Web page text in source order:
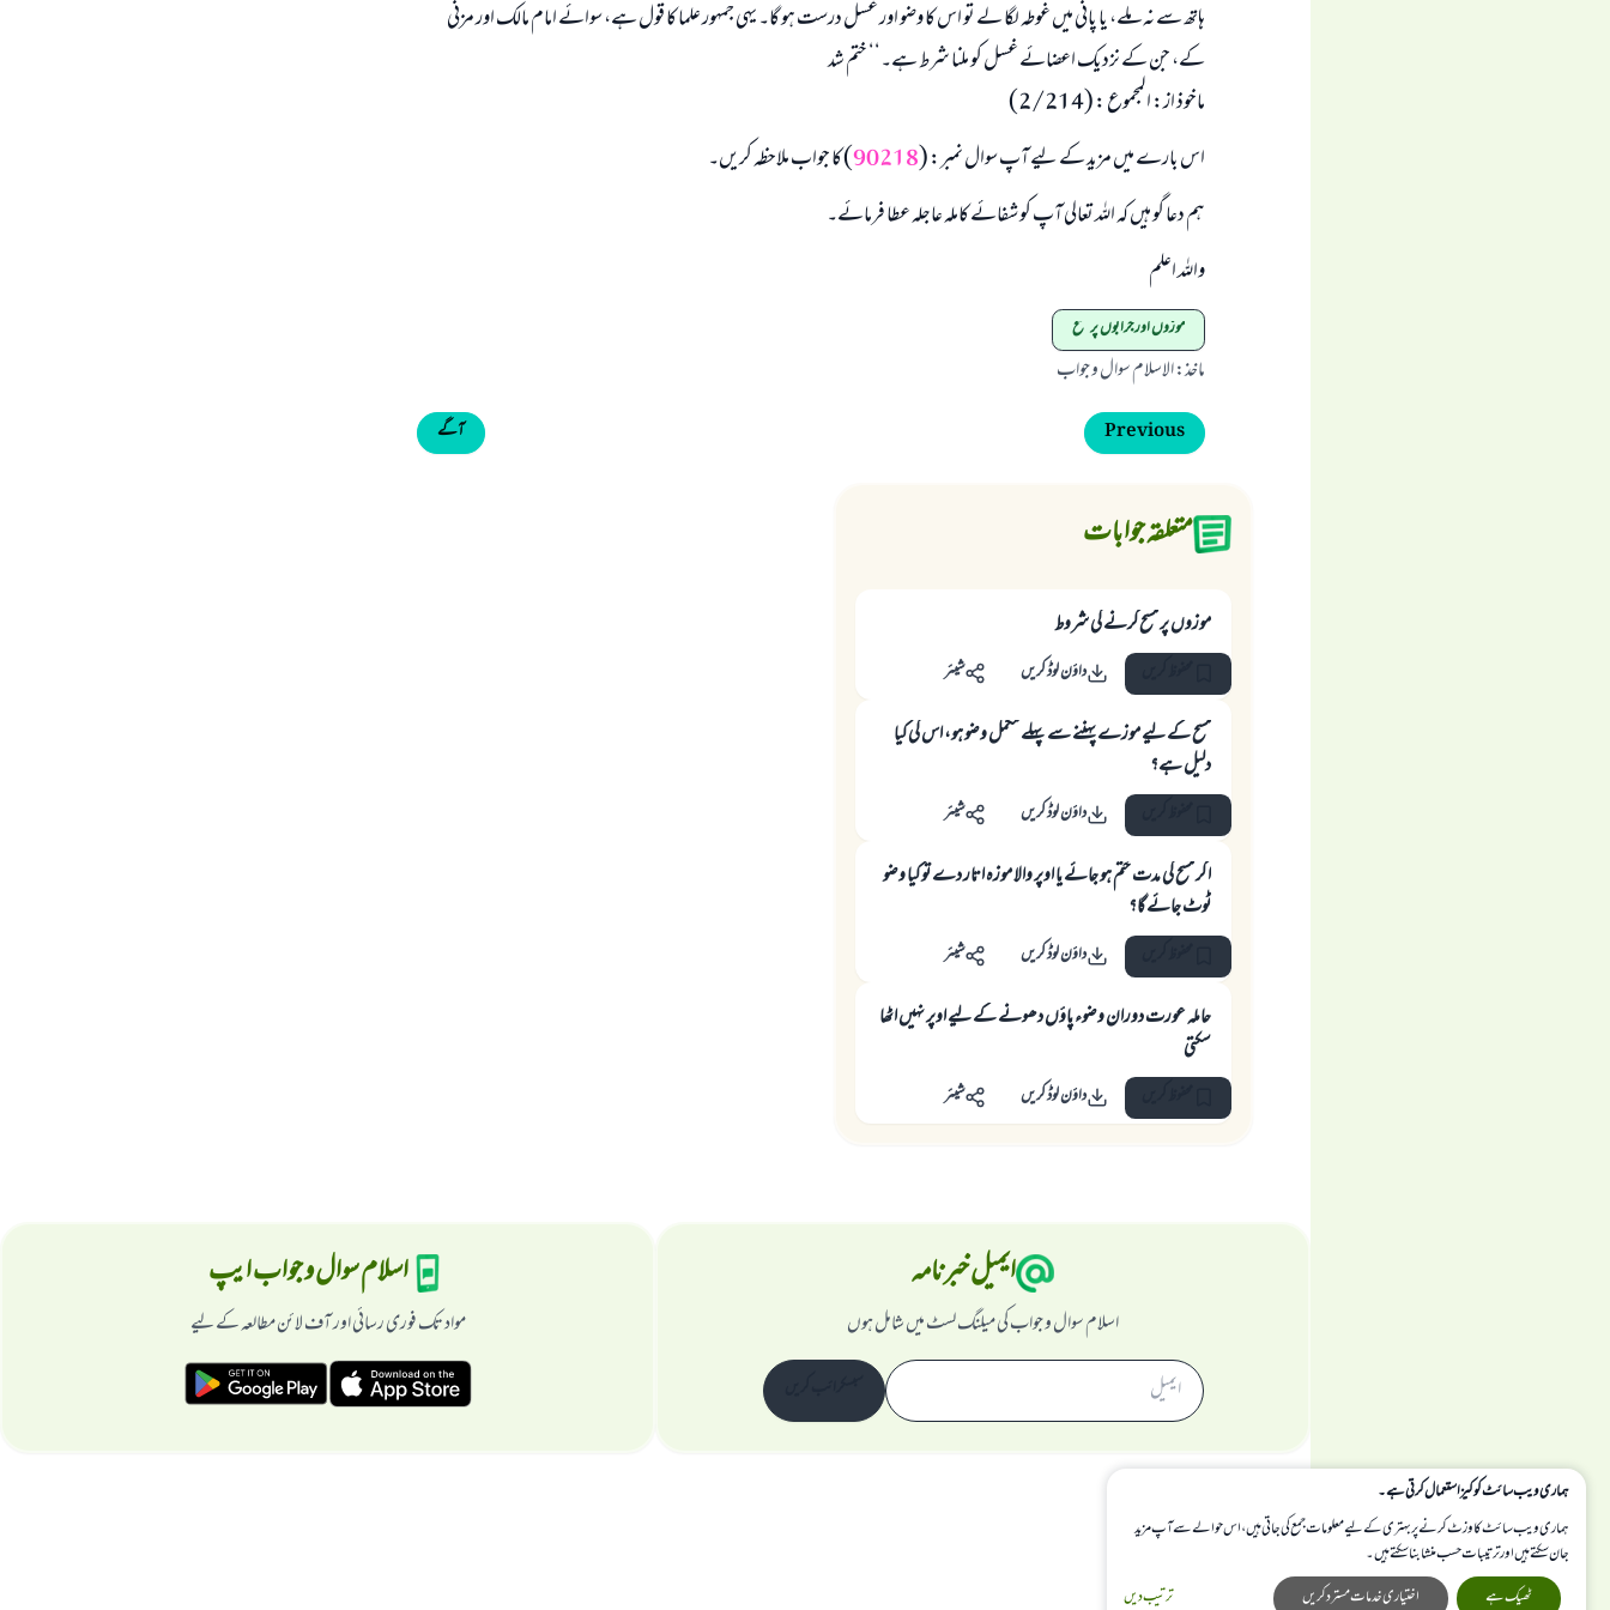
ہاتھ سے نہ ملے، یا پانی میں غوطہ لگا لے تو اس کا وضو اور غسل درست ہو گا۔ یہی جمہور علما کا قول ہے، سوائے امام مالک اور مزنی
کے، جن کے نزدیک اعضائے غسل کو ملنا شرط ہے۔‘‘ ختم شد
ماخوذ از: المجموع : (2/214)
اس بارے میں مزید کے لیے آپ سوال نمبر: (90218) کا جواب ملاحظہ کریں۔
ہم دعا گو ہیں کہ اللہ تعالی آپ کو شفائے کاملہ عاجلہ عطا فرمائے۔
واللہ اعلم
موزوں اور جرابوں پر مسح
ماخذ:الاسلام سوال و جواب
Previous آگے
متعلقہ جوابات
موزوں پر مسح كرنے كى شروط
داؤن لوڈ کریں شیئر
مسح کے لیے موزے پہننے سے پہلے مکمل وضو ہو، اس کی کیا
دلیل ہے؟
داؤن لوڈ کریں شیئر
اگر مسح کی مدت ختم ہو جائے یا اوپر والا موزہ اتار دے تو کیا وضو
ٹوٹ جائے گا؟
داؤن لوڈ کریں شیئر
حاملہ عورت دوران وضوء پاؤں دھونے كے ليے اوپر نہيں اٹھا
سكتى
داؤن لوڈ کریں شیئر
ایمیل خبرنامہ
اسلام سوال و جواب کی میلنگ لسٹ میں شامل ہوں
اسلام سوال و جواب ایپ
مواد تک فوری رسائی اور آف لائن مطالعہ کے لیے
ہماری ویب سائٹ کوکیز استعمال کرتی ہے۔
ہماری ویب سائٹ کا وزٹ کرنے پر بہتری کے لیے معلومات جمع کی جاتی ہیں، اس حوالے سے آپ مزید
جان سکتے ہیں اور ترتیبات حسب منشا بنا سکتے ہیں۔
ترتیب دیں
اختیاری خدمات مسترد کریں ٹھیک ہے